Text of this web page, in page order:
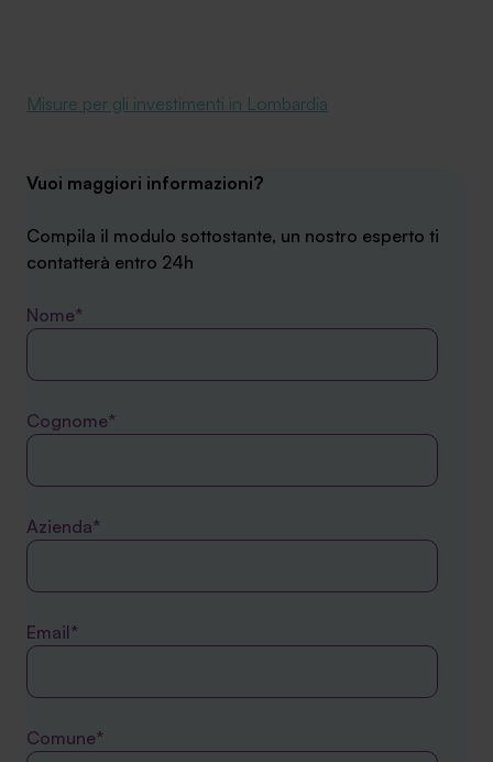
Misure per gli investimenti in Lombardia
Vuoi maggiori informazioni?
Compila il modulo sottostante, un nostro esperto ti
contatterà entro 24h
Nome*
Cognome*
Azienda*
Email*
Comune*